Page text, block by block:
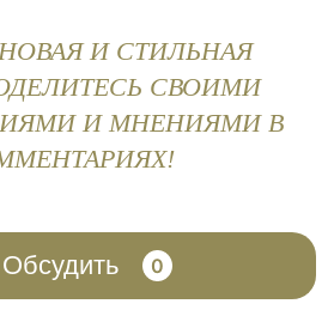
И СТИЛЬНАЯ
СВОИМИ
И МНЕНИЯМИ В
Обсудить 0